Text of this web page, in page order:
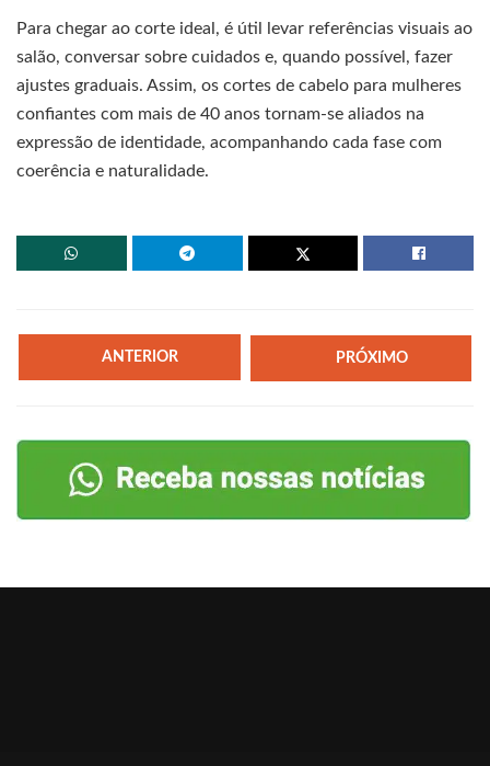
Para chegar ao corte ideal, é útil levar referências visuais ao
salão, conversar sobre cuidados e, quando possível, fazer
ajustes graduais. Assim, os cortes de cabelo para mulheres
confiantes com mais de 40 anos tornam-se aliados na
expressão de identidade, acompanhando cada fase com
coerência e naturalidade.
ANTERIOR PRÓXIMO